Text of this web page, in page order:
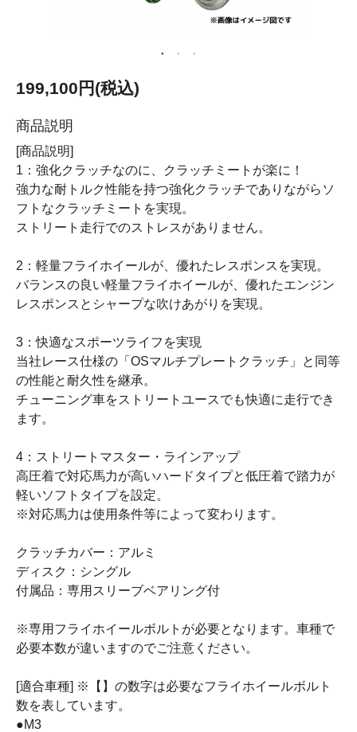
199,100円(税込)
商品説明
[商品説明]
1：強化クラッチなのに、クラッチミートが楽に！
強力な耐トルク性能を持つ強化クラッチでありながらソ
フトなクラッチミートを実現。
ストリート走行でのストレスがありません。
2：軽量フライホイールが、優れたレスポンスを実現。
バランスの良い軽量フライホイールが、優れたエンジン
レスポンスとシャープな吹けあがりを実現。
3：快適なスポーツライフを実現
当社レース仕様の「OSマルチプレートクラッチ」と同等
の性能と耐久性を継承。
チューニング車をストリートユースでも快適に走行でき
ます。
4：ストリートマスター・ラインアップ
高圧着で対応馬力が高いハードタイプと低圧着で踏力が
軽いソフトタイプを設定。
※対応馬力は使用条件等によって変わります。
クラッチカバー：アルミ
ディスク：シングル
付属品：専用スリーブベアリング付
※専用フライホイールボルトが必要となります。車種で
必要本数が違いますのでご注意ください。
[適合車種] ※【】の数字は必要なフライホイールボルト
数を表しています。
●M3